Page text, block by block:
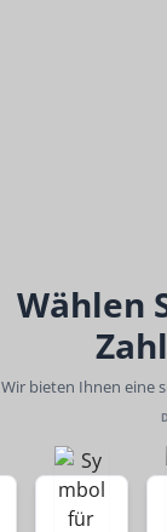
Wählen
Wir bieten Ihnen eine